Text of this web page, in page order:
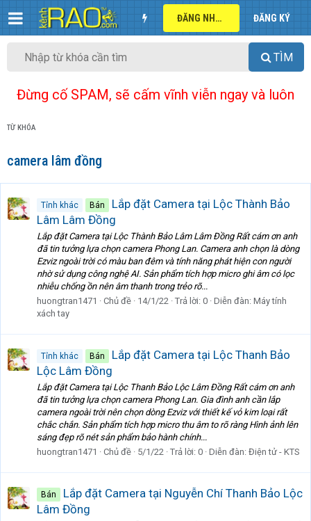
ĐĂNG NHẬP ĐĂNG KÝ
TÌM
Đừng cố SPAM, sẽ cấm vĩnh viễn ngay và luôn
TỪ KHÓA
camera lâm đồng
Tỉnh khác Bán
Lắp đặt Camera tại Lộc Thành Bảo
Lâm Lâm Đồng
Lắp đặt Camera tại Lộc Thành Bảo Lâm Lâm Đồng Rất cám ơn anh
đã tin tưởng lựa chọn camera Phong Lan. Camera anh chọn là dòng
Ezviz ngoài trời có màu ban đêm và tính năng phát hiện con người
nhờ sử dụng công nghệ AI. Sản phẩm tích hợp micro ghi âm có lọc
nhiễu chống ồn nên âm thanh trong trẻo rõ...
huongtran1471
Chủ đề 14/1/22 Trả lời: 0 Diễn đàn: Máy tính
xách tay
Tỉnh khác Bán
Lắp đặt Camera tại Lộc Thanh Bảo
Lộc Lâm Đồng
Lắp đặt Camera tại Lộc Thanh Bảo Lộc Lâm Đồng Rất cám ơn anh
đã tin tưởng lựa chọn camera Phong Lan. Gia đình anh cần lắp
camera ngoài trời nên chọn dòng Ezviz với thiết kế vỏ kim loại rất
chắc chắn. Sản phẩm tích hợp micro thu âm to rõ ràng Hình ảnh lên
sáng đẹp rõ nét sản phẩm bảo hành chính...
huongtran1471
Chủ đề 5/1/22 Trả lời: 0 Diễn đàn: Điện tử - KTS
Bán
Lắp đặt Camera tại Nguyễn Chí Thanh Bảo Lộc
Lâm Đồng